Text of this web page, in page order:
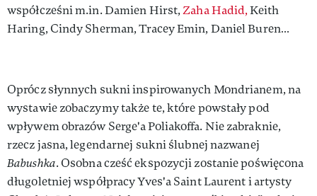
współcześni m.in. Damien Hirst,Zaha Hadid,Keith
Haring, Cindy Sherman, Tracey Emin, Daniel Buren…
Oprócz słynnych sukni inspirowanych Mondrianem, na
wystawie zobaczymy także te, które powstały pod
wpływem obrazów Serge'a Poliakoffa. Nie zabraknie,
rzecz jasna, legendarnej sukni ślubnej nazwanej
Babushka. Osobna cześć ekspozycji zostanie poświęcona
długoletniej współpracy Yves'a Saint Laurent i artysty